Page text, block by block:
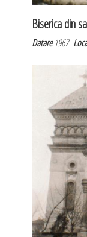
Biserica din
Datare1967